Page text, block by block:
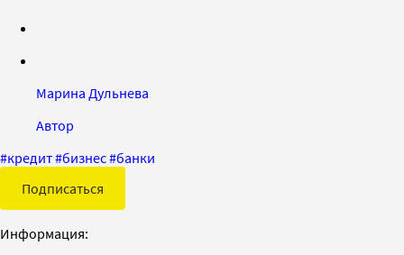
Марина Дульнева
Автор
#кредит#бизнес#банки
Подписаться
Информация: